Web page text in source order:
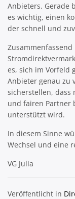
Anbieters. Gerade
es wichtig, einen
der schnell und
Zusammenfassend
es, sich im Vorfeld
Anbieter genau zu
sicherstellen, dass
und fairen Partner
unterstützt wird.
In diesem Sinne
Wechsel und eine
VG Julia
Veröffentlicht in